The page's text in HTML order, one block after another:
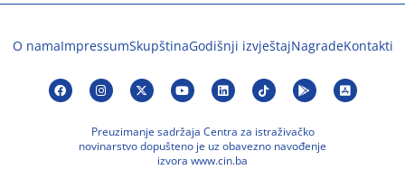
O namaImpressumSkupštinaGodišnji izvještajNagradeKontakti
Preuzimanje sadržaja Centra za istraživačko
novinarstvo dopušteno je uz obavezno navođenje
izvora www.cin.ba